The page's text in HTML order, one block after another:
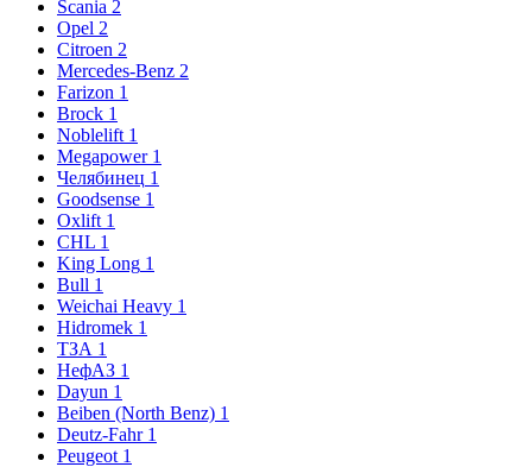
Scania 2
Opel 2
Citroen 2
Mercedes-Benz 2
Farizon 1
Brock 1
Noblelift 1
Megapower 1
Челябинец 1
Goodsense 1
Oxlift 1
CHL 1
King Long 1
Bull 1
Weichai Heavy 1
Hidromek 1
ТЗА 1
НефАЗ 1
Dayun 1
Beiben (North Benz) 1
Deutz-Fahr 1
Peugeot 1